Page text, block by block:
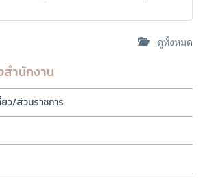
ดูทั้งหมด
ำนักงาน
ว/ส่วนราชการ